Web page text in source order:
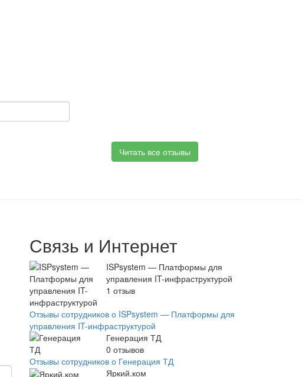
Читать все отзывы
Связь и Интернет
ISPsystem — Платформы для
управления IT-инфраструктурой
1 отзыв
Отзывы сотрудников о ISPsystem — Платформы для
управления IT-инфраструктурой
Генерация ТД
0 отзывов
Отзывы сотрудников о Генерация ТД
Яркий.ком